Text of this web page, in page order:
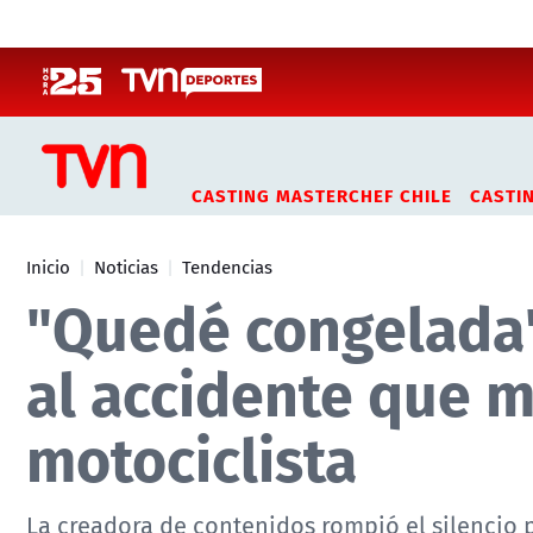
CASTING MASTERCHEF CHILE
Inicio Noticias Tendencias
"Quedé
al accidente que
motociclista
La creadora de contenidos rompió el silencio